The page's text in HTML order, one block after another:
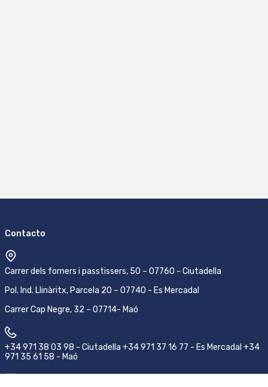
Contacto
Carrer dels forners i passtissers, 50 – 07760 - Ciutadella
Pol. Ind. Llinàritx, Parcela 20 – 07740 - Es Mercadal
Carrer Cap Negre, 32 – 07714- Maó
+34 971 38 03 98 - Ciutadella +34 971 37 16 77 - Es Mercadal +34
971 35 61 58 - Maó